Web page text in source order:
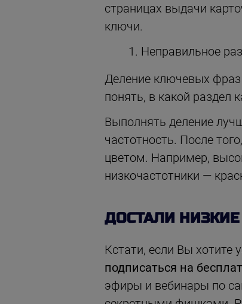
страницах выдачи
ключи.
Неправильное
Деление ключевых
понять, в какой раздел
Выполнять деление
частотность. После
цветом. Например,
низкочастотники —
ДОСТАЛИ НИЗКИЕ
Кстати, если Вы хотите
подписаться на
эфиры и вебинары по